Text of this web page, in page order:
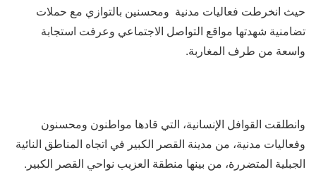
حيث انخرطت فعاليات مدنية ومحسنين بالتوازي مع حملات
تضامنية شهدتها مواقع التواصل الاجتماعي وعرفت استجابة
واسعة من طرف المغاربة.
وانطلقت القوافل الإنسانية، التي قادها مواطنون ومحسنون
وفعاليات مدنية، من مدينة القصر الكبير في اتجاه المناطق النائية
الجبلية المتضررة، من بينها منطقة العزيب نواحي القصر الكبير.